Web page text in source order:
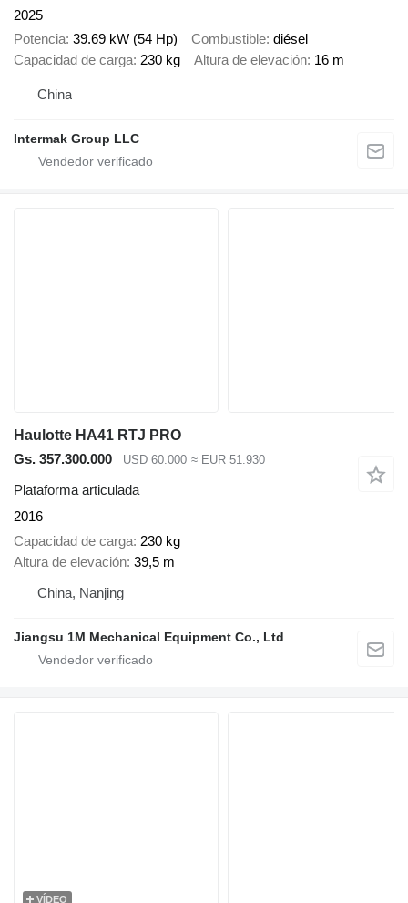
2025
Potencia 39.69 kW (54 Hp) Combustible diésel
Capacidad de carga 230 kg Altura de elevación 16 m
China
Intermak Group LLC
Haulotte HA41 RTJ PRO
Gs. 357.300.000
USD 60.000 ≈ EUR 51.930
Plataforma articulada
2016
Capacidad de carga 230 kg
Altura de elevación 39,5 m
China, Nanjing
Jiangsu 1M Mechanical Equipment Co., Ltd
VÍDEO